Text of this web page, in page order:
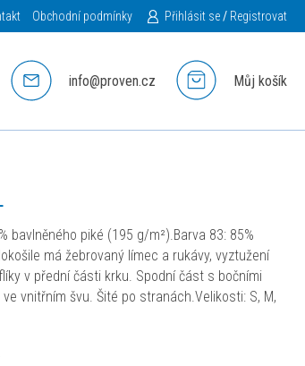
Obchodní podmínky Přihlásit se/ Registrovat
info@proven.cz Můj košík
bavlněného piké (195 g/m²).Barva 83: 85%
má žebrovaný límec a rukávy, vyztužení
v přední části krku. Spodní část s bočními
vnitřním švu. Šité po stranách.Velikosti: S, M,